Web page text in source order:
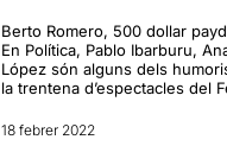
Berto Romero, 500 dollar
En Política, Pablo Ibarburu,
López són alguns dels
la trentena d’espectacles del
18 febrer 2022